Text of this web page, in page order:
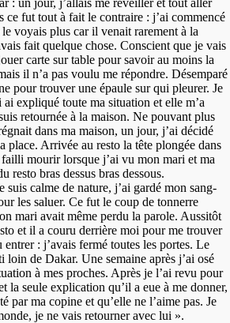
: un jour, j’allais me réveiller et tout aller
ce fut tout à fait le contraire : j’ai commencé
voyais plus car il venait rarement à la
fait quelque chose. Conscient que je vais
carte sur table pour savoir au moins la
il n’a pas voulu me répondre. Désemparé
pour trouver une épaule sur qui pleurer. Je
expliqué toute ma situation et elle m’a
retournée à la maison. Ne pouvant plus
dans ma maison, un jour, j’ai décidé
place. Arrivée au resto la tête plongée dans
failli mourir lorsque j’ai vu mon mari et ma
resto bras dessus bras dessous.
suis calme de nature, j’ai gardé mon sang-
les saluer. Ce fut le coup de tonnerre
mari avait même perdu la parole. Aussitôt
et il a couru derrière moi pour me trouver
entrer : j’avais fermé toutes les portes. Le
loin de Dakar. Une semaine après j’ai osé
à mes proches. Après je l’ai revu pour
la seule explication qu’il a eue à me donner,
par ma copine et qu’elle ne l’aime pas. Je
je ne vais retourner avec lui ».